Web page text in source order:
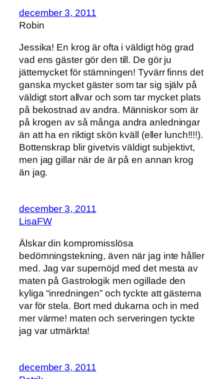
december 3, 2011
Robin
Jessika! En krog är ofta i väldigt hög grad
vad ens gäster gör den till. De gör ju
jättemycket för stämningen! Tyvärr finns det
ganska mycket gäster som tar sig själv på
väldigt stort allvar och som tar mycket plats
på bekostnad av andra. Människor som är
på krogen av så många andra anledningar
än att ha en riktigt skön kväll (eller lunch!!!!).
Bottenskrap blir givetvis väldigt subjektivt,
men jag gillar när de är på en annan krog
än jag.
december 3, 2011
LisaFW
Älskar din kompromisslösa
bedömningstekning, även när jag inte håller
med. Jag var supernöjd med det mesta av
maten på Gastrologik men ogillade den
kyliga “inredningen” och tyckte att gästerna
var för stela. Bort med dukarna och in med
mer värme! maten och serveringen tyckte
jag var utmärkta!
december 3, 2011